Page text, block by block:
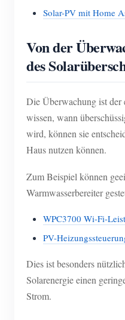
Solar-PV mit Home
Von der
des
Die Überwachung ist der
wissen, wann
wird, können sie
Haus nutzen können.
Zum Beispiel können
Warmwasserbereiter
WPC3700 Wi-Fi-
PV-
Dies ist besonders
Solarenergie einen
Strom.